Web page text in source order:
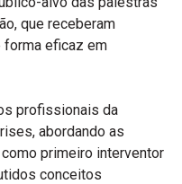
que receberam
forma eficaz em
profissionais da
abordando as
primeiro interventor
conceitos